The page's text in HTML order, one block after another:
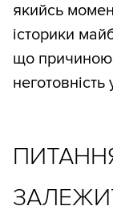
якийсь
історики
що причиною
неготовність